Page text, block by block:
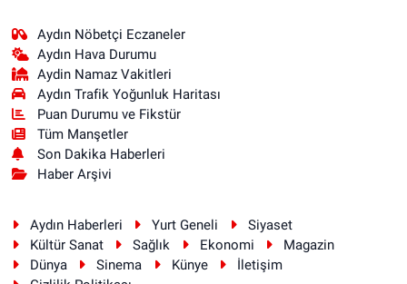
Aydın Nöbetçi Eczaneler
Aydın Hava Durumu
Aydin Namaz Vakitleri
Aydın Trafik Yoğunluk Haritası
Puan Durumu ve Fikstür
Tüm Manşetler
Son Dakika Haberleri
Haber Arşivi
Aydın Haberleri Yurt Geneli
Siyaset
Kültür Sanat
Sağlık Ekonomi
Magazin
Dünya
Sinema Künye
İletişim